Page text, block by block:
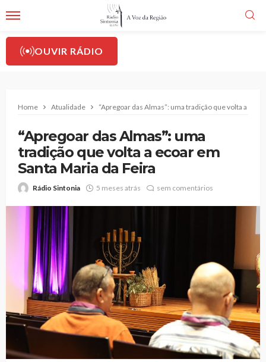
OUVIR RÁDIO
Home Atualidade “Apregoar das Almas”: uma tradição que volta a
“Apregoar das Almas”: uma
tradição que volta a ecoar em
Santa Maria da Feira
Rádio Sintonia 5 meses atrás sem comentários